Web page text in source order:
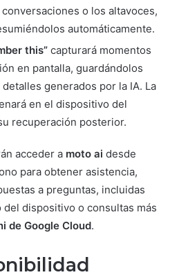
o los altavoces,
automáticamente.
this” capturará momentos
en pantalla, guardándolos
generados por la IA. La
en el dispositivo del
recuperación posterior.
acceder a moto ai desde
para obtener asistencia,
a preguntas, incluidas
dispositivo o consultas más
de Google Cloud.